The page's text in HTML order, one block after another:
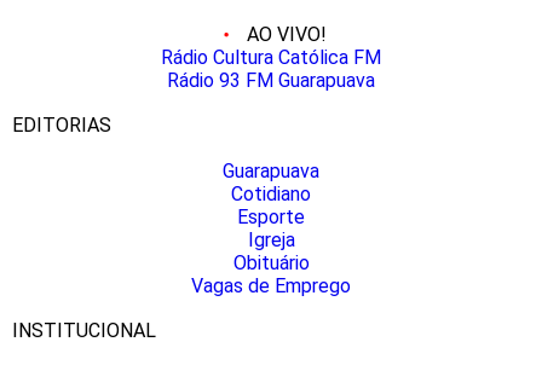
AO VIVO!
Rádio Cultura Católica FM
Rádio 93 FM Guarapuava
EDITORIAS
Guarapuava
Cotidiano
Esporte
Igreja
Obituário
Vagas de Emprego
INSTITUCIONAL